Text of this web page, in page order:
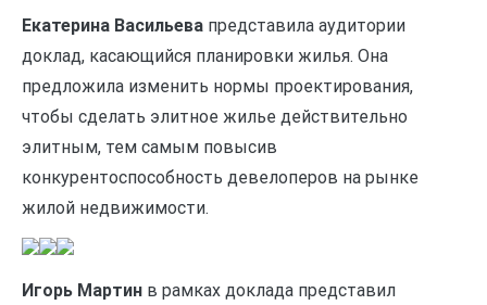
Екатерина Васильева представила аудитории
доклад, касающийся планировки жилья. Она
предложила изменить нормы проектирования,
чтобы сделать элитное жилье действительно
элитным, тем самым повысив
конкурентоспособность девелоперов на рынке
жилой недвижимости.
Игорь Мартин в рамках доклада представил